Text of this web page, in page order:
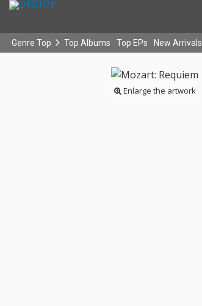
Genre Top Top Albums Top EPs New Arrivals
Enlarge the artwork